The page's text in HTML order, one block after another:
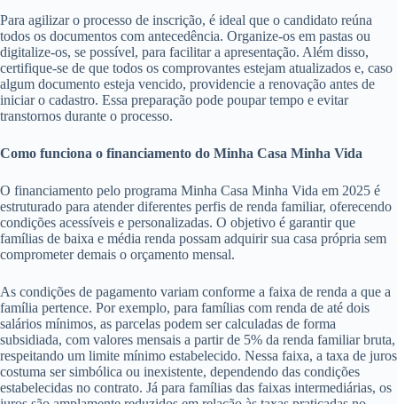
Para agilizar o processo de inscrição, é ideal que o candidato reúna
todos os documentos com antecedência. Organize-os em pastas ou
digitalize-os, se possível, para facilitar a apresentação. Além disso,
certifique-se de que todos os comprovantes estejam atualizados e, caso
algum documento esteja vencido, providencie a renovação antes de
iniciar o cadastro. Essa preparação pode poupar tempo e evitar
transtornos durante o processo.
Como funciona o financiamento do Minha Casa Minha Vida
O financiamento pelo programa Minha Casa Minha Vida em 2025 é
estruturado para atender diferentes perfis de renda familiar, oferecendo
condições acessíveis e personalizadas. O objetivo é garantir que
famílias de baixa e média renda possam adquirir sua casa própria sem
comprometer demais o orçamento mensal.
As condições de pagamento variam conforme a faixa de renda a que a
família pertence. Por exemplo, para famílias com renda de até dois
salários mínimos, as parcelas podem ser calculadas de forma
subsidiada, com valores mensais a partir de 5% da renda familiar bruta,
respeitando um limite mínimo estabelecido. Nessa faixa, a taxa de juros
costuma ser simbólica ou inexistente, dependendo das condições
estabelecidas no contrato. Já para famílias das faixas intermediárias, os